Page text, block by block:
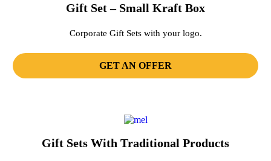
Gift Set – Small Kraft Box
Corporate Gift Sets with your logo.
GET AN OFFER
Gift Sets With Traditional Products